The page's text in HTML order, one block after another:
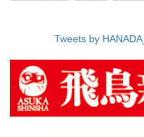
Tweets by